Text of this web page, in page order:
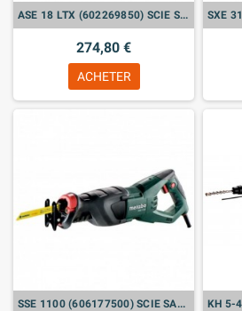
ASE 18 LTX (602269850) SCIE SABRE SANS FIL (VENDU SANS BATTERIE)
274,80 €
ACHETER
SSE 1100 (606177500) SCIE SABRE